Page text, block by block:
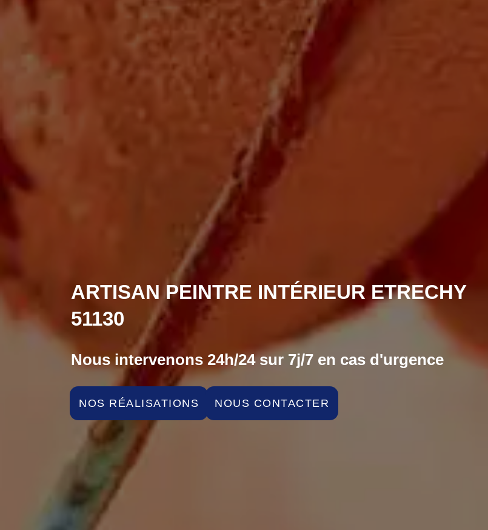
ARTISAN PEINTRE INTÉRIEUR ETRECHY
51130
Nous intervenons 24h/24 sur 7j/7 en cas d'urgence
NOS RÉALISATIONS NOUS CONTACTER